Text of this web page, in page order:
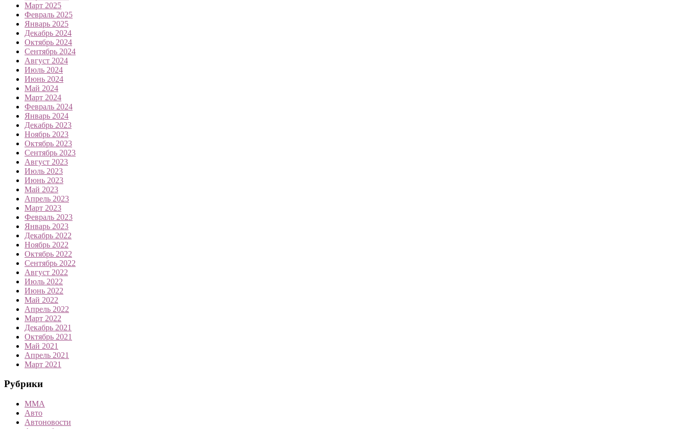
Март 2025
Февраль 2025
Январь 2025
Декабрь 2024
Октябрь 2024
Сентябрь 2024
Август 2024
Июль 2024
Июнь 2024
Май 2024
Март 2024
Февраль 2024
Январь 2024
Декабрь 2023
Ноябрь 2023
Октябрь 2023
Сентябрь 2023
Август 2023
Июль 2023
Июнь 2023
Май 2023
Апрель 2023
Март 2023
Февраль 2023
Январь 2023
Декабрь 2022
Ноябрь 2022
Октябрь 2022
Сентябрь 2022
Август 2022
Июль 2022
Июнь 2022
Май 2022
Апрель 2022
Март 2022
Декабрь 2021
Октябрь 2021
Май 2021
Апрель 2021
Март 2021
Рубрики
MMA
Авто
Автоновости